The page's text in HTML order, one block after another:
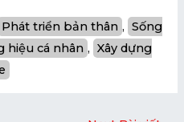
Phát triển bản thân , Sống
hiệu cá nhân , Xây dựng